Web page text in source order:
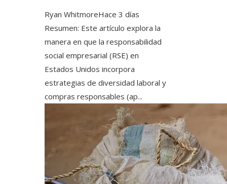
Ryan WhitmoreHace 3 días
Resumen: Este artículo explora la
manera en que la responsabilidad
social empresarial (RSE) en
Estados Unidos incorpora
estrategias de diversidad laboral y
compras responsables (ap...